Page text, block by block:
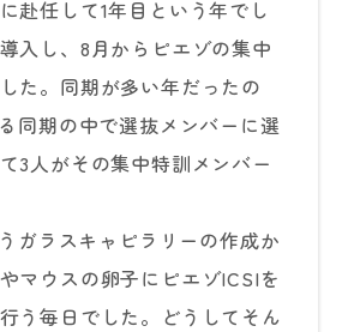
赴任して1年目という年でし
入し、8月からピエゾの集中
た。同期が多い年だったの
同期の中で選抜メンバーに選
3人がその集中特訓メンバー
ガラスキャピラリーの作成か
マウスの卵子にピエゾICSIを
う毎日でした。どうしてそん